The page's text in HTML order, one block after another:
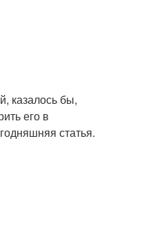
казалось бы,
его в
статья.